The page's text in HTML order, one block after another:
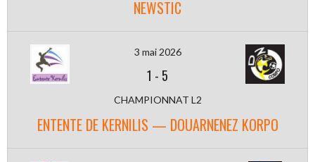
NEWSTIC
3 mai 2026
1 - 5
CHAMPIONNAT L2
ENTENTE DE KERNILIS — DOUARNENEZ KORPO